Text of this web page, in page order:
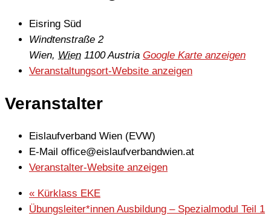
Eisring Süd
Windtenstraße 2
Wien, Wien 1100 Austria Google Karte anzeigen
Veranstaltungsort-Website anzeigen
Veranstalter
Eislaufverband Wien (EVW)
E-Mail office@eislaufverbandwien.at
Veranstalter-Website anzeigen
« Kürklass EKE
Übungsleiter*innen Ausbildung – Spezialmodul Teil 1